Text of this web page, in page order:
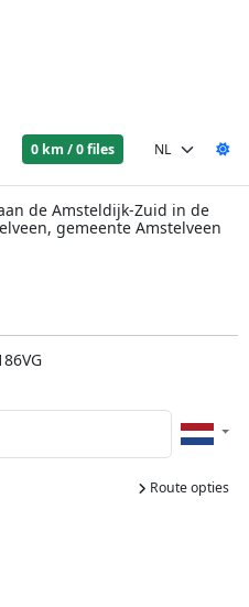
0 km / 0 files
de Amsteldijk-Zuid in de
gemeente Amstelveen
Route opties